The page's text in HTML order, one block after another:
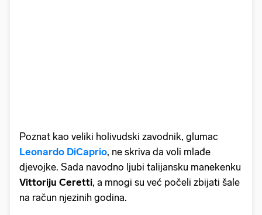
Poznat kao veliki holivudski zavodnik, glumac
Leonardo DiCaprio, ne skriva da voli mlađe
djevojke. Sada navodno ljubi talijansku manekenku
Vittoriju Ceretti, a mnogi su već počeli zbijati šale
na račun njezinih godina.